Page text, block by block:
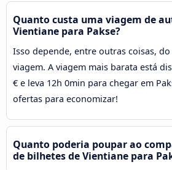
Quanto custa uma viagem de
Vientiane para Pakse?
Isso depende, entre outras coisas,
viagem. A viagem mais barata está
€ e leva 12h 0min para chegar em
ofertas para economizar!
Quanto poderia poupar ao
de bilhetes de Vientiane para